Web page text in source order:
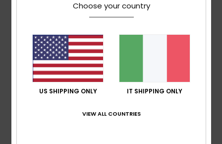
16. luglio 2026
Comfort: 5/5 Rapporto qualità-prezzo Taglia: Taglia
perfettaMateriale: 5/5 Colore
Consiglio questo prodotto
5 /5
Choose your country
US SHIPPING ONLY IT SHIPPING ONLY
VIEW ALL COUNTRIES